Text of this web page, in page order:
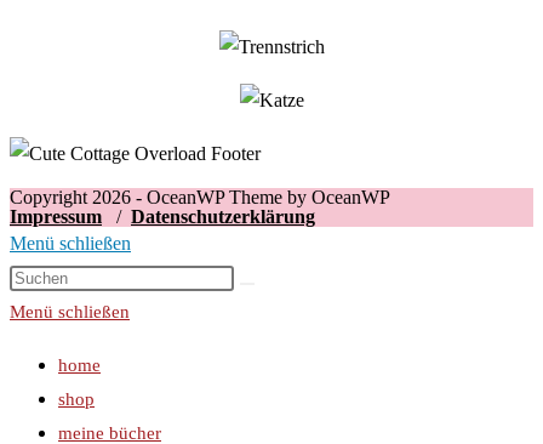
Copyright 2026 - OceanWP Theme by OceanWP
Impressum / Datenschutzerklärung
Menü schließen
Menü schließen
home
shop
meine bücher